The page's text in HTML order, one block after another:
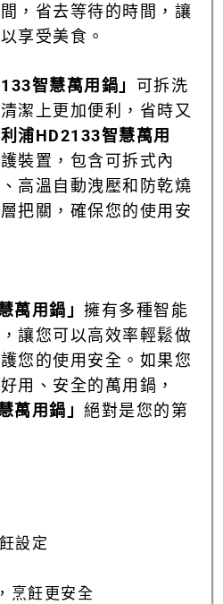
，省去等待的時間，讓
享受美食。
智慧萬用鍋」 可拆洗
潔上更加便利，省時又
利浦HD2133智慧萬用
裝置，包含可拆式內
高溫自動洩壓和防乾燒
把關，確保您的使用安
萬用鍋」 擁有多種智能
讓您可以高效率輕鬆做
您的使用安全。如果您
用、安全的萬用鍋，
萬用鍋」 絕對是您的第
設定
烹飪更安全